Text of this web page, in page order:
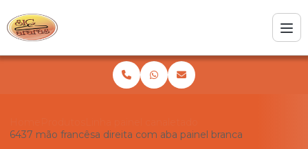
6437 mão francêsa direita com aba painel branca